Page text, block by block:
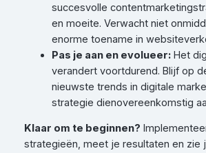
succesvolle
en moeite. Verwacht niet
enorme toename in
Pas je aan en evolueer:Het
verandert voortdurend. Blijf op
nieuwste trends in digitale
strategie dienovereenkomstig
Klaar om te beginnen?
strategieën, meet je resultaten en zie